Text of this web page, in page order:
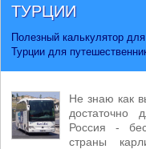
ТУРЦИИ
Полезный калькулятор
Турции для
Не знаю как
достаточно
Россия -
страны